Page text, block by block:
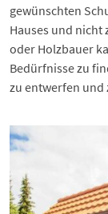
gewünschten
Hauses und nicht
oder Holzbauer
Bedürfnisse zu
zu entwerfen und